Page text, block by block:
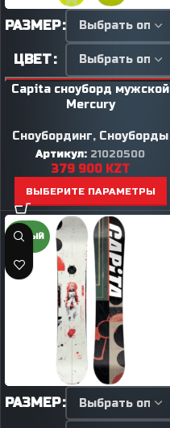
РАЗМЕР
ЦВЕТ
Capita сноуборд мужской
Mercury
Сноубординг, Сноуборды
Артикул: 21020500
379 900 KZT
ВЫБЕРИТЕ ПАРАМЕТРЫ
НОВЫЙ
РАЗМЕР